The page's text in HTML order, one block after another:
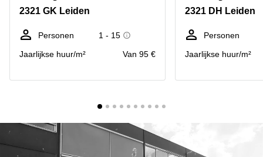
Hengelo
Hilversum
Hoofddorp
Tilburg
Zwolle
Reeuwijk
Business
Arnhem
Business
Hilversum
2321 GK Leiden
Personen
1 - 15
Jaarlijkse huur/m²
Van 95 €
2321 DH Leiden
Personen
Jaarlijkse huur/m²